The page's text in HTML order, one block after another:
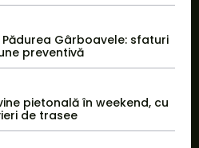
Pădurea Gârboavele: sfaturi
preventivă
pietonală în weekend, cu
de trasee